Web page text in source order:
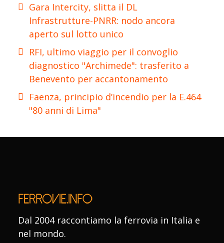
Gara Intercity, slitta il DL
Infrastrutture-PNRR: nodo ancora
aperto sul lotto unico
RFI, ultimo viaggio per il convoglio
diagnostico "Archimede": trasferito a
Benevento per accantonamento
Faenza, principio d’incendio per la E.464
"80 anni di Lima"
Dal 2004 raccontiamo la ferrovia in Italia e
nel mondo.